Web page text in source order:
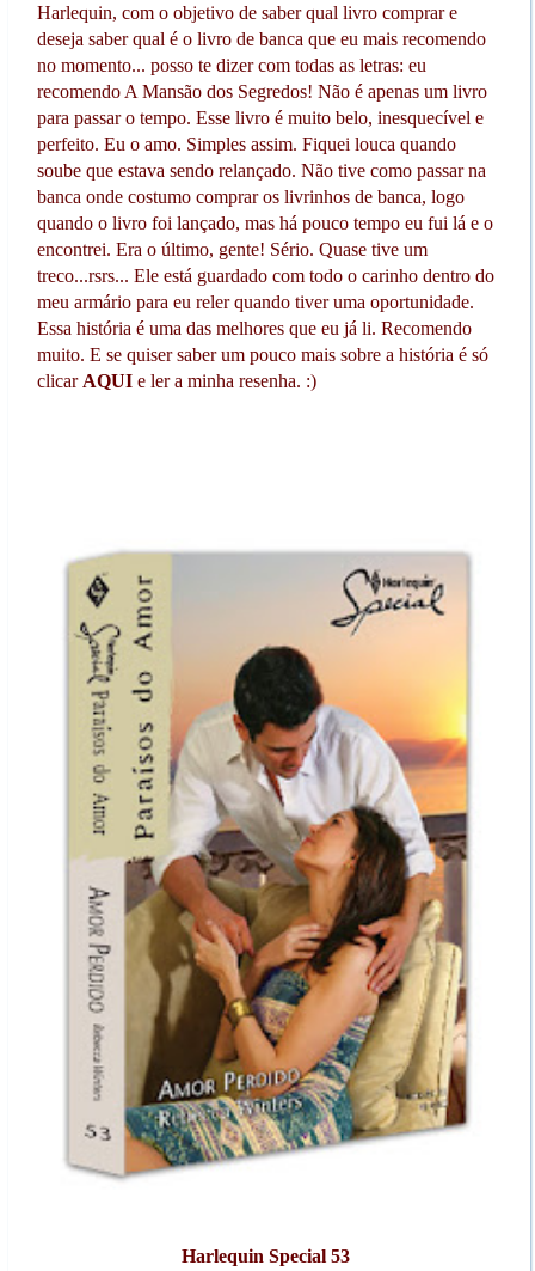
Harlequin, com o objetivo de saber qual livro comprar e
deseja saber qual é o livro de banca que eu mais recomendo
no momento... posso te dizer com todas as letras: eu
recomendo A Mansão dos Segredos! Não é apenas um livro
para passar o tempo. Esse livro é muito belo, inesquecível e
perfeito. Eu o amo. Simples assim. Fiquei louca quando
soube que estava sendo relançado. Não tive como passar na
banca onde costumo comprar os livrinhos de banca, logo
quando o livro foi lançado, mas há pouco tempo eu fui lá e o
encontrei. Era o último, gente! Sério. Quase tive um
treco...rsrs... Ele está guardado com todo o carinho dentro do
meu armário para eu reler quando tiver uma oportunidade.
Essa história é uma das melhores que eu já li. Recomendo
muito. E se quiser saber um pouco mais sobre a história é só
clicar AQUIe ler a minha resenha. :)
Harlequin Special 53